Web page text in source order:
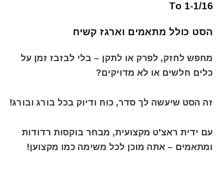
To 1-1/16
הסט כולל מתאמים וארגז קשיח
מחפש לחזק, לפרק או לתקן – בלי לבזבז זמן על
כלים חלשים או לא מדויקים?
זה הסט שיעשה לך סדר, כוח ודיוק בכל בורג ובורג!
עם ידית ראצ'ט מקצועית, מבחר בוקסות רדודות
ומתאמים – אתה מוכן לכל משימה כמו מקצוען!